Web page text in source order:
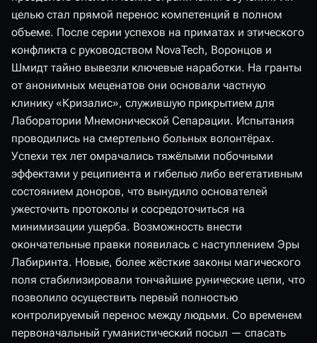
целью стал прямой перенос компетенций в полном
объеме. После серии успехов на приматах и этического
конфликта с руководством NovaTech, Воронцов и
Шмидт тайно вывезли ключевые наработки. На гранты
от анонимных меценатов они основали частную
клинику «Кризалис», служившую прикрытием для
Лаборатории Мнемонической Сепарации. Испытания
проводились на смертельно больных волонтёрах.
Успехи тех лет омрачались тяжёлыми побочными
эффектами у реципиента и гибелью либо вегетативным
состоянием доноров, что вынудило основателей
ужесточить протоколы и сосредоточиться на
минимизации ущерба. Возможность внести
окончательные правки появилась с наступлением Эры
Лабиринта. Новые, более жёсткие законы магического
поля стабилизировали тончайшие рунические цепи, что
позволило осуществить первый полностью
контролируемый перенос между людьми. Со временем
первоначальный гуманистический посыл — спасать